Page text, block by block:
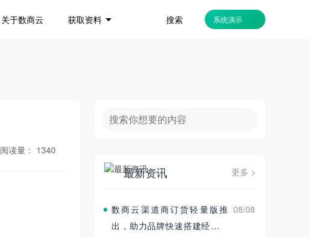
关于数商云 获取资料 搜索 系统演示
阅读量： 1340
最新资讯 更多 >
数商云渠道商订货轻量版推
出，助力品牌快速搭建经销商
08/08